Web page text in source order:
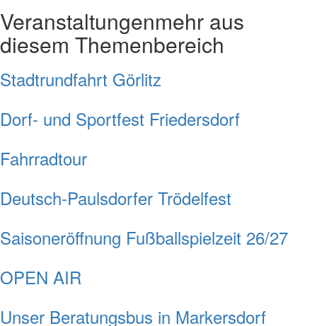
Veranstaltungenmehr aus
diesem Themenbereich
Stadtrundfahrt Görlitz
Dorf- und Sportfest Friedersdorf
Fahrradtour
Deutsch-Paulsdorfer Trödelfest
Saisoneröffnung Fußballspielzeit 26/27
OPEN AIR
Unser Beratungsbus in Markersdorf